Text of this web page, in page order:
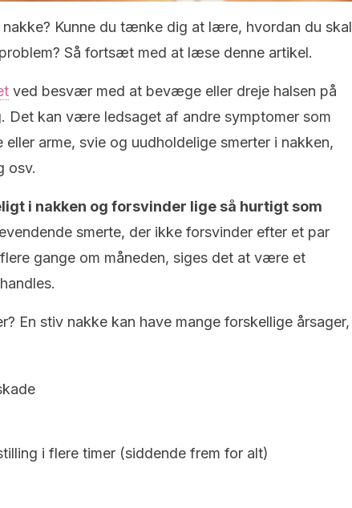
Kunne du tænke dig at lære, hvordan du skal
Så fortsæt med at læse denne artikel.
ved besvær med at bevæge eller dreje halsen på
Det kan være ledsaget af andre symptomer som
arme, svie og uudholdelige smerter i nakken,
osv.
i nakken og forsvinder lige så hurtigt som
smerte, der ikke forsvinder efter et par
gange om måneden, siges det at være et
En stiv nakke kan have mange forskellige årsager,
i flere timer (siddende frem for alt)